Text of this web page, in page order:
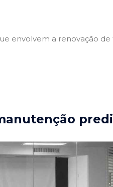
envolvem a renovação de